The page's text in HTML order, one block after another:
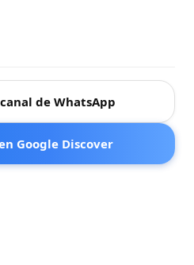
de WhatsApp
Google Discover